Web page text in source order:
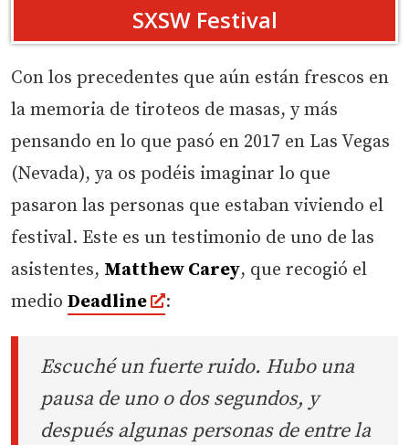
SXSW Festival
Con los precedentes que aún están frescos en
la memoria de tiroteos de masas, y más
pensando en lo que pasó en 2017 en Las Vegas
(Nevada), ya os podéis imaginar lo que
pasaron las personas que estaban viviendo el
festival. Este es un testimonio de uno de las
asistentes, Matthew Carey, que recogió el
medio Deadline :
Escuché un fuerte ruido. Hubo una
pausa de uno o dos segundos, y
después algunas personas de entre la